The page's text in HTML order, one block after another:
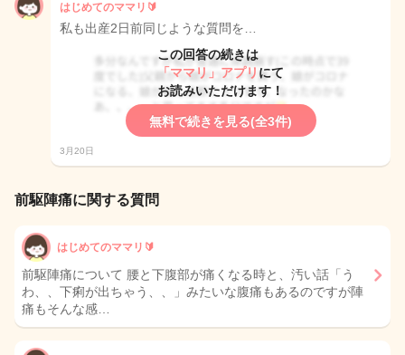
はじめてのママリ🔰
私も出産2日前同じような質問を…
この回答の続きは
「ママリ」アプリ にて
お読みいただけます！
無料で続きを見る(全3件)
3月20日
前駆陣痛に関する質問
はじめてのママリ🔰‪
前駆陣痛について 腰と下腹部が痛くなる時と、汚い話「う
わ、、下痢が出ちゃう、、」みたいな腹痛もあるのですが陣
痛もそんな感…